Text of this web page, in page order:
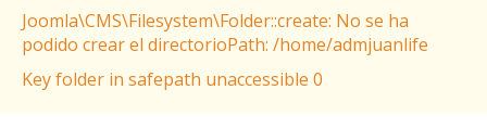
Joomla\CMS\Filesystem\Folder::create: No se ha
podido crear el directorioPath: /home/admjuanlife
Key folder in safepath unaccessible 0